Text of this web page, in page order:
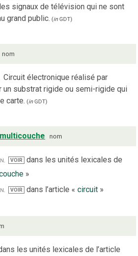
signaux de télévision qui ne sont
grand public. (inGDT)
nom
Circuit électronique réalisé par
un substrat rigide ou semi-rigide qui
carte. (inGDT)
multicouche nom
VOIR dans les unités lexicales de
»
VOIR dans l’article « circuit»
les unités lexicales de l’article